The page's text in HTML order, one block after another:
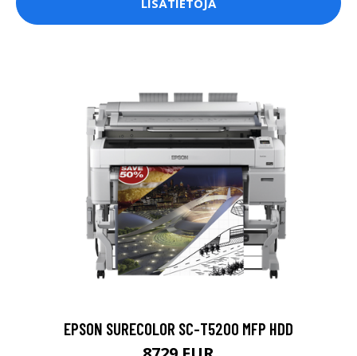
EPSON SURECOLOR SC-T5200 MFP HDD